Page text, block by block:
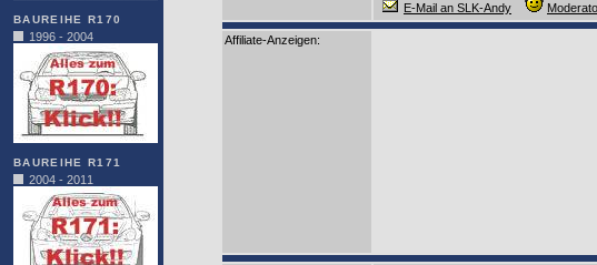
BAUREIHE R170
1996 - 2004
BAUREIHE R171
2004 - 2011
E-Mail an SLK-Andy
Affiliate-Anzeigen: